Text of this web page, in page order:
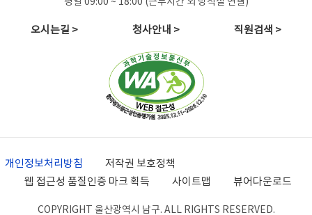
오시는길 > 청사안내 > 직원검색 >
개인정보처리방침
저작권 보호정책
웹 접근성 품질인증 마크 획득
사이트맵 뷰어다운로드
COPYRIGHT 울산광역시 남구. ALL RIGHTS RESERVED.